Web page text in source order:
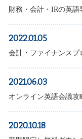
財務・会計・IRの英
2022.01.05
会計・ファイナンスプ
2021.06.03
オンライン英語会議
2020.10.18